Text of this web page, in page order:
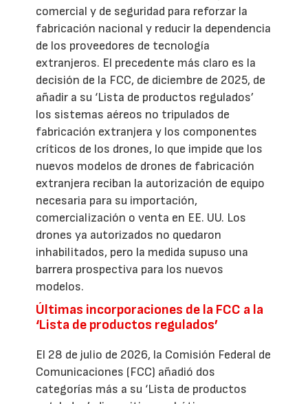
comercial y de seguridad para reforzar la
fabricación nacional y reducir la dependencia
de los proveedores de tecnología
extranjeros. El precedente más claro es la
decisión de la FCC, de diciembre de 2025, de
añadir a su ‘Lista de productos regulados’
los sistemas aéreos no tripulados de
fabricación extranjera y los componentes
críticos de los drones, lo que impide que los
nuevos modelos de drones de fabricación
extranjera reciban la autorización de equipo
necesaria para su importación,
comercialización o venta en EE. UU. Los
drones ya autorizados no quedaron
inhabilitados, pero la medida supuso una
barrera prospectiva para los nuevos
modelos.
Últimas incorporaciones de la FCC a la
‘Lista de productos regulados’
El 28 de julio de 2026, la Comisión Federal de
Comunicaciones (FCC) añadió dos
categorías más a su ‘Lista de productos